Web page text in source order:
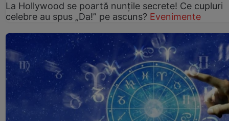
La Hollywood se poartă nunțile secrete! Ce cupluri
celebre au spus „Da!” pe ascuns? Evenimente